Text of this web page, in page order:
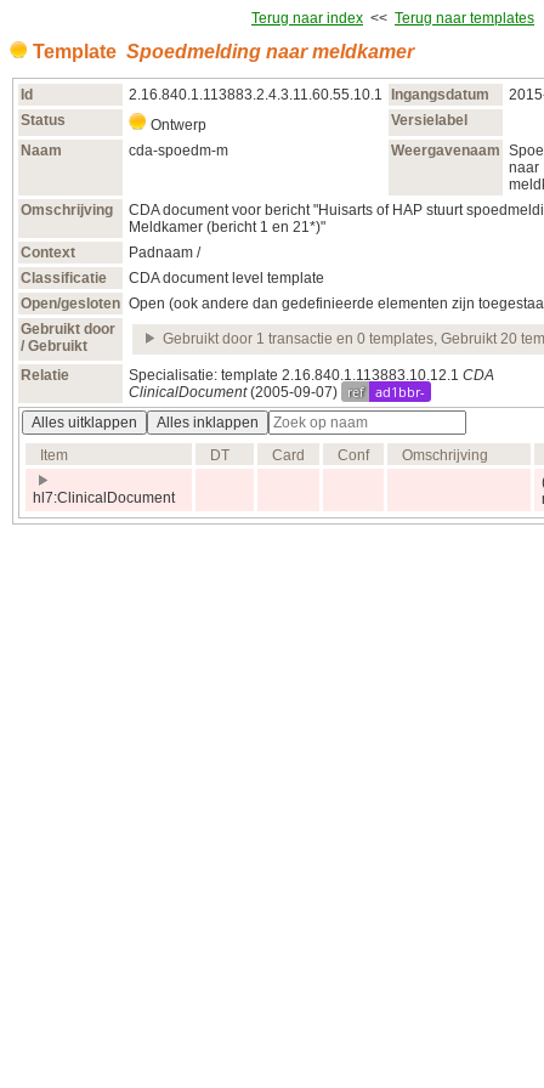
Terug naar index << Terug naar templates
Template Spoedmelding naar meldkamer
Id 2.16.840.1.113883.2.4.3.11.60.55.10.1 Ingangsdatum
Status
Ontwerp
Versielabel
Naam
cda-spoedm-m Weergavenaam
naar
Omschrijving
CDA document voor bericht "Huisarts of HAP stuurt
Meldkamer (bericht 1 en 21*)"
Context
Padnaam /
Classificatie
CDA document level template
Open/gesloten Open (ook andere dan gedefinieerde elementen zijn
Gebruikt door
/ Gebruikt
Gebruikt door 1 transactie en 0 templates, Gebruikt 20
Relatie Specialisatie: template 2.16.840.1.113883.10.12.1 CDA
ClinicalDocument(2005‑09‑07) ref ad1bbr-
Alles uitklappen
Alles inklappen
Item
DT Card Conf Omschrijving
hl7:ClinicalDocument